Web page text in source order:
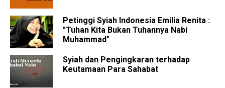
Petinggi Syiah Indonesia Emilia Renita :
"Tuhan Kita Bukan Tuhannya Nabi
Muhammad"
Syiah dan Pengingkaran terhadap
Keutamaan Para Sahabat